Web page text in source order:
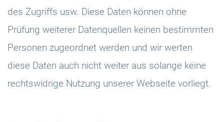
des Zugriffs usw. Diese Daten können ohne
Prüfung weiterer Datenquellen keinen bestimmten
Personen zugeordnet werden und wir werten
diese Daten auch nicht weiter aus solange keine
rechtswidrige Nutzung unserer Webseite vorliegt.